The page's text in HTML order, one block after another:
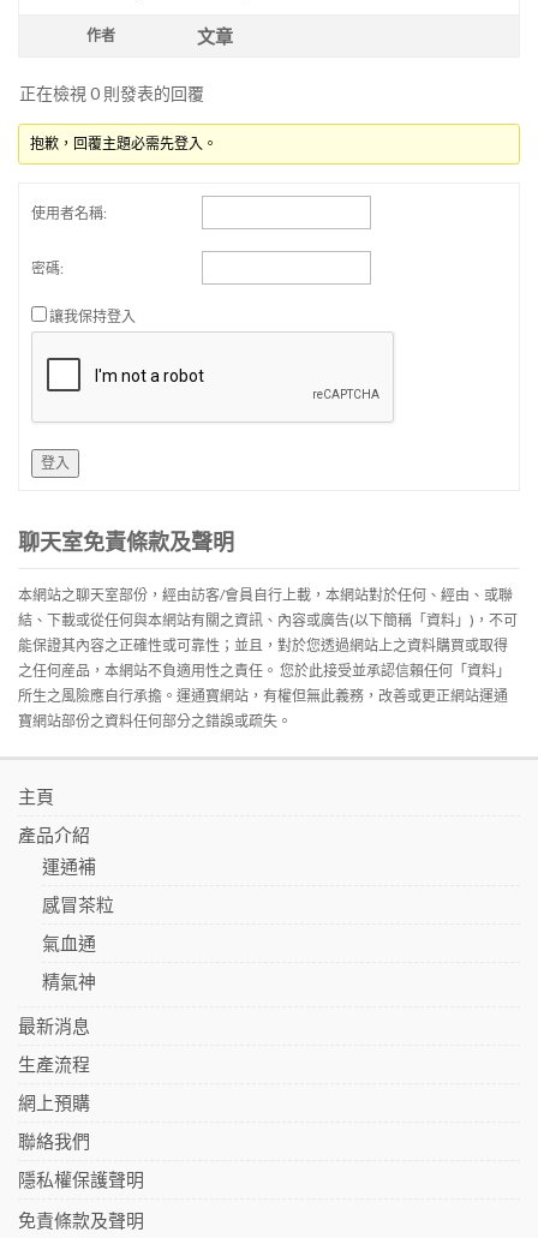
作者 文章
正在檢視 0 則發表的回覆
抱歉，回覆主題必需先登入。
使用者名稱:
密碼:
讓我保持登入
登入
聊天室免責條款及聲明
本網站之聊天室部份，經由訪客/會員自行上載，本網站對於任何、經由、或聯
結、下載或從任何與本網站有關之資訊、內容或廣告(以下簡稱「資料」)，不可
能保證其內容之正確性或可靠性；並且，對於您透過網站上之資料購買或取得
之任何産品，本網站不負適用性之責任。 您於此接受並承認信賴任何「資料」
所生之風險應自行承擔。運通寶網站，有權但無此義務，改善或更正網站運通
寶網站部份之資料任何部分之錯誤或疏失。
主頁
產品介紹
運通補
感冒茶粒
氣血通
精氣神
最新消息
生產流程
網上預購
聯絡我們
隱私權保護聲明
免責條款及聲明